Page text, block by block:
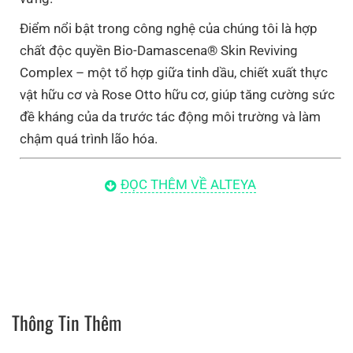
Điểm nổi bật trong công nghệ của chúng tôi là hợp
chất độc quyền Bio-Damascena® Skin Reviving
Complex – một tổ hợp giữa tinh dầu, chiết xuất thực
vật hữu cơ và Rose Otto hữu cơ, giúp tăng cường sức
đề kháng của da trước tác động môi trường và làm
chậm quá trình lão hóa.
Chúng Tôi Làm Gì?
thực vật hữu cơ, tinh dầu và thảo mộc thu hoạch từ
ĐỌC THÊM VỀ ALTEYA
Thông Tin Thêm